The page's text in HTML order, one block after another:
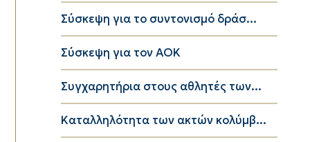
Σύσκεψη για το συντονισμό δράσ...
Σύσκεψη για τον ΑΟΚ
Συγχαρητήρια στους αθλητές των...
Καταλληλότητα των ακτών κολύμβ...